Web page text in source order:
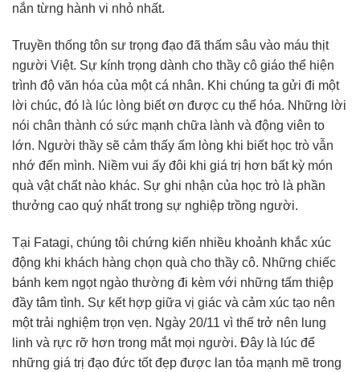
nắn từng hành vi nhỏ nhất.
Truyền thống tôn sư trọng đạo đã thấm sâu vào máu thịt
người Việt. Sự kính trọng dành cho thầy cô giáo thể hiện
trình độ văn hóa của một cá nhân. Khi chúng ta gửi đi một
lời chúc, đó là lúc lòng biết ơn được cụ thể hóa. Những lời
nói chân thành có sức mạnh chữa lành và động viên to
lớn. Người thầy sẽ cảm thấy ấm lòng khi biết học trò vẫn
nhớ đến mình. Niềm vui ấy đôi khi giá trị hơn bất kỳ món
quà vật chất nào khác. Sự ghi nhận của học trò là phần
thưởng cao quý nhất trong sự nghiệp trồng người.
Tại Fatagi, chúng tôi chứng kiến nhiều khoảnh khắc xúc
động khi khách hàng chọn quà cho thầy cô. Những chiếc
bánh kem ngọt ngào thường đi kèm với những tấm thiệp
đầy tâm tình. Sự kết hợp giữa vị giác và cảm xúc tạo nên
một trải nghiệm trọn vẹn. Ngày 20/11 vì thế trở nên lung
linh và rực rỡ hơn trong mắt mọi người. Đây là lúc để
những giá trị đạo đức tốt đẹp được lan tỏa mạnh mẽ trong